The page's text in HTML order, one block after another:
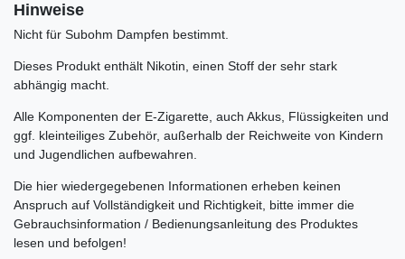
Hinweise
Nicht für Subohm Dampfen bestimmt.
Dieses Produkt enthält Nikotin, einen Stoff der sehr stark
abhängig macht.
Alle Komponenten der E-Zigarette, auch Akkus, Flüssigkeiten und
ggf. kleinteiliges Zubehör, außerhalb der Reichweite von Kindern
und Jugendlichen aufbewahren.
Die hier wiedergegebenen Informationen erheben keinen
Anspruch auf Vollständigkeit und Richtigkeit, bitte immer die
Gebrauchsinformation / Bedienungsanleitung des Produktes
lesen und befolgen!